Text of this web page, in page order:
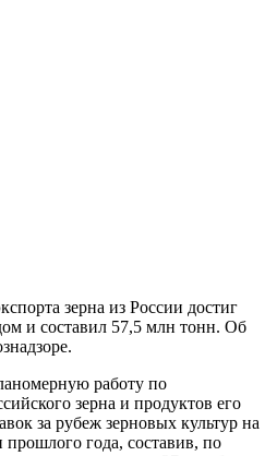
зерна из России достиг
и составил 57,5 млн тонн. Об
работу по
зерна и продуктов его
за рубеж зерновых культур на
прошлого года, составив, по